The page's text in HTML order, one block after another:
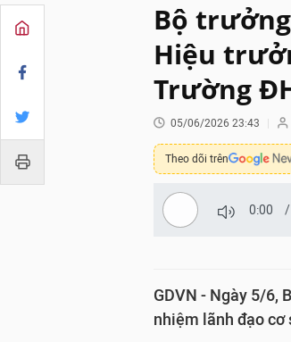
Bộ
Hiệu
Trường
05/06/2026 23:43
Theo dõi trên
0:00 /
GDVN - Ngày 5/6,
nhiệm lãnh đạo cơ